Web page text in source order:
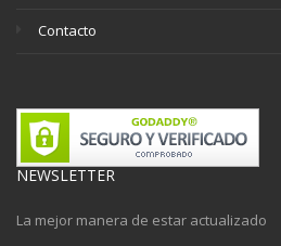
Contacto
NEWSLETTER
La mejor manera de estar actualizado